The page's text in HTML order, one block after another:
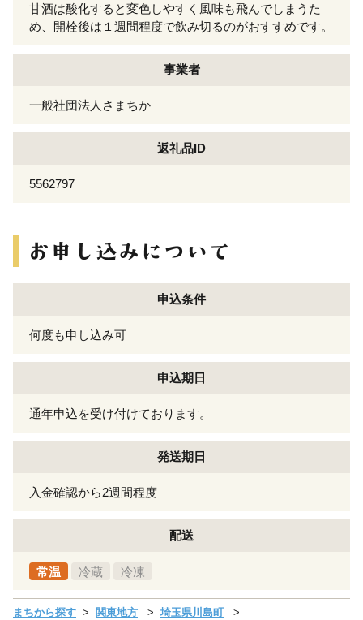
甘酒は酸化すると変色しやすく風味も飛んでしまうた
め、開栓後は１週間程度で飲み切るのがおすすめです。
事業者
一般社団法人さまちか
返礼品ID
5562797
申込条件
何度も申し込み可
申込期日
通年申込を受け付けております。
発送期日
入金確認から2週間程度
配送
常温 冷蔵 冷凍
まちから探す 関東地方 埼玉県川島町